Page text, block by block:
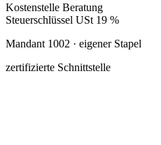
Kostenstelle Beratung
Steuerschlüssel USt 19 %
Mandant 1002 · eigener Stapel
zertifizierte Schnittstelle